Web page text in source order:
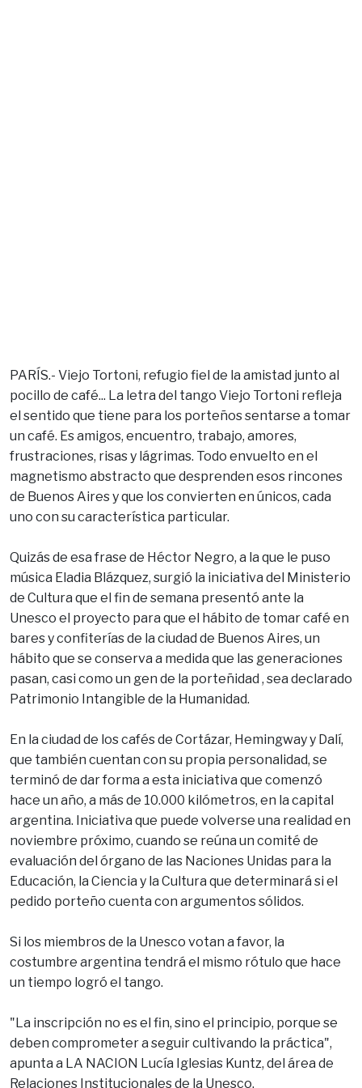
PARÍS.- Viejo Tortoni, refugio fiel de la amistad junto al
pocillo de café... La letra del tango Viejo Tortoni refleja
el sentido que tiene para los porteños sentarse a tomar
un café. Es amigos, encuentro, trabajo, amores,
frustraciones, risas y lágrimas. Todo envuelto en el
magnetismo abstracto que desprenden esos rincones
de Buenos Aires y que los convierten en únicos, cada
uno con su característica particular.
Quizás de esa frase de Héctor Negro, a la que le puso
música Eladia Blázquez, surgió la iniciativa del Ministerio
de Cultura que el fin de semana presentó ante la
Unesco el proyecto para que el hábito de tomar café en
bares y confiterías de la ciudad de Buenos Aires, un
hábito que se conserva a medida que las generaciones
pasan, casi como un gen de la porteñidad , sea declarado
Patrimonio Intangible de la Humanidad.
En la ciudad de los cafés de Cortázar, Hemingway y Dalí,
que también cuentan con su propia personalidad, se
terminó de dar forma a esta iniciativa que comenzó
hace un año, a más de 10.000 kilómetros, en la capital
argentina. Iniciativa que puede volverse una realidad en
noviembre próximo, cuando se reúna un comité de
evaluación del órgano de las Naciones Unidas para la
Educación, la Ciencia y la Cultura que determinará si el
pedido porteño cuenta con argumentos sólidos.
Si los miembros de la Unesco votan a favor, la
costumbre argentina tendrá el mismo rótulo que hace
un tiempo logró el tango.
"La inscripción no es el fin, sino el principio, porque se
deben comprometer a seguir cultivando la práctica",
apunta a LA NACION Lucía Iglesias Kuntz, del área de
Relaciones Institucionales de la Unesco.